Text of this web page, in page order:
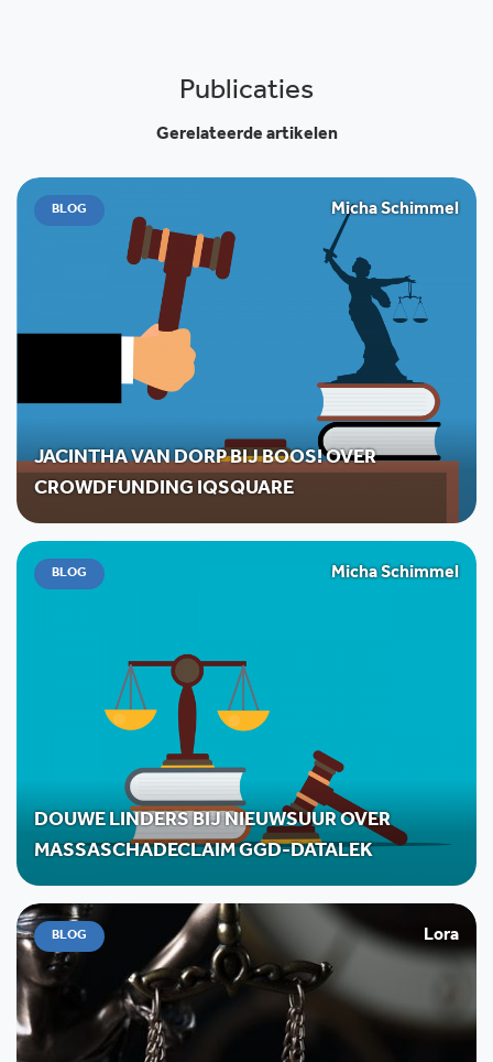
Publicaties
Gerelateerde artikelen
BLOG Micha Schimmel
JACINTHA VAN DORP BIJ BOOS! OVER
CROWDFUNDING IQSQUARE
BLOG Micha Schimmel
DOUWE LINDERS BIJ NIEUWSUUR OVER
MASSASCHADECLAIM GGD-DATALEK
BLOG Lora